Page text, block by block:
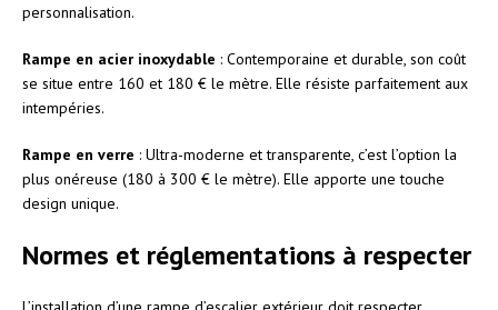
personnalisation.
Rampe en acier inoxydable : Contemporaine et durable, son coût
se situe entre 160 et 180 € le mètre. Elle résiste parfaitement aux
intempéries.
Rampe en verre : Ultra-moderne et transparente, c’est l’option la
plus onéreuse (180 à 300 € le mètre). Elle apporte une touche
design unique.
Normes et réglementations à respecter